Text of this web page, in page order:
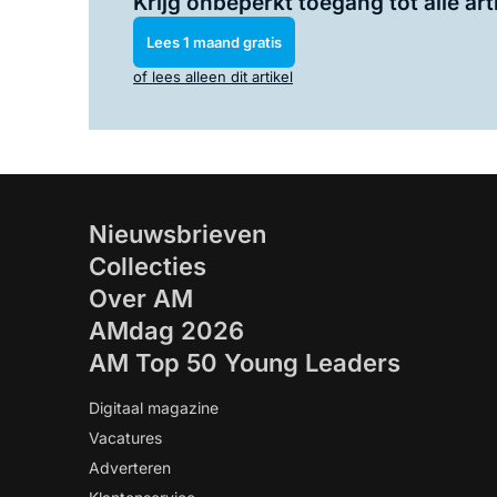
Lees 1 maand gratis
of lees alleen dit artikel
Nieuwsbrieven
Collecties
Over AM
AMdag 2026
AM Top 50 Young Leaders
Digitaal magazine
Vacatures
Adverteren